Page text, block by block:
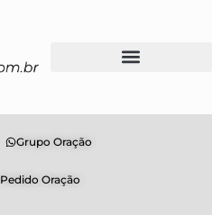
Grupo Oração
Pedido Oração